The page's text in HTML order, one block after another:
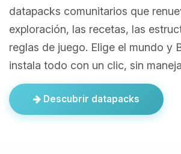
datapacks comunitarios que
exploración, las recetas, las
reglas de juego. Elige el mundo y
instala todo con un clic, sin
Descubrir datapacks